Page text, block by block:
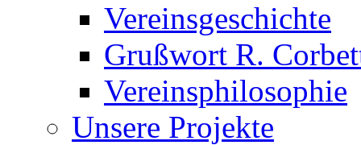
Vereinsgeschichte
Grußwort R.
Vereinsphilosophie
Unsere Projekte